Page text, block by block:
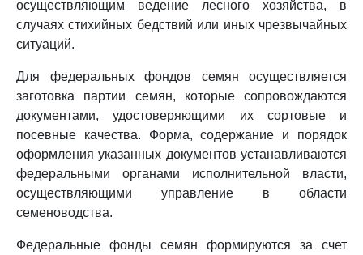
осуществляющим ведение лесного хозяйства, в
случаях стихийных бедствий или иных чрезвычайных
ситуаций.
Для федеральных фондов семян осуществляется
заготовка партии семян, которые сопровождаются
документами, удостоверяющими их сортовые и
посевные качества. Форма, содержание и порядок
оформления указанных документов устанавливаются
федеральными органами исполнительной власти,
осуществляющими управление в области
семеноводства.
Федеральные фонды семян формируются за счет